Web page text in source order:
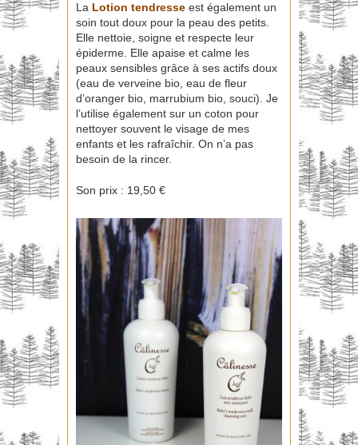
La Lotion tendresse est également un
soin tout doux pour la peau des petits.
Elle nettoie, soigne et respecte leur
épiderme. Elle apaise et calme les
peaux sensibles grâce à ses actifs doux
(eau de verveine bio, eau de fleur
d’oranger bio, marrubium bio, souci). Je
l’utilise également sur un coton pour
nettoyer souvent le visage de mes
enfants et les rafraîchir. On n’a pas
besoin de la rincer.
Son prix : 19,50 €